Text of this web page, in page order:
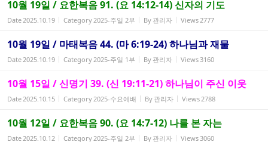
10월 19일 / 요한복음 91. (요 14:12-14) 신자의 기도
Date2025.10.19 Category2025-주일 2부 By 관리자 Views2777
10월 19일 / 마태복음 44. (마 6:19-24) 하나님과 재물
Date2025.10.19 Category2025-주일 1부 By 관리자 Views3160
10월 15일 / 신명기 39. (신 19:11-21) 하나님이 주신 이웃
Date2025.10.15 Category2025-수요예배 By 관리자 Views2788
10월 12일 / 요한복음 90. (요 14:7-12) 나를 본 자는
Date2025.10.12 Category2025-주일 2부 By 관리자 Views3060